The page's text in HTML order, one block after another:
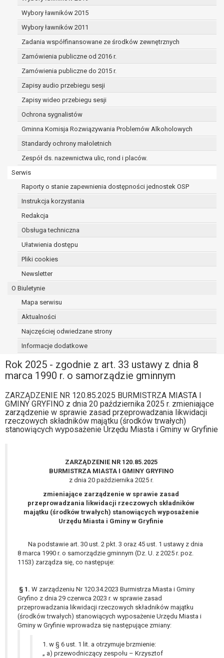
Wybory ławników 2015
Wybory ławników 2011
Zadania współfinansowane ze środków zewnętrznych
Zamówienia publiczne od 2016 r.
Zamówienia publiczne do 2015 r.
Zapisy audio przebiegu sesji
Zapisy wideo przebiegu sesji
Ochrona sygnalistów
Gminna Komisja Rozwiązywania Problemów Alkoholowych
Standardy ochrony małoletnich
Zespół ds. nazewnictwa ulic, rond i placów.
Serwis
Raporty o stanie zapewnienia dostępności jednostek OSP
Instrukcja korzystania
Redakcja
Obsługa techniczna
Ułatwienia dostępu
Pliki cookies
Newsletter
O Biuletynie
Mapa serwisu
Aktualności
Najczęściej odwiedzane strony
Informacje dodatkowe
Rok 2025 - zgodnie z art. 33 ustawy z dnia 8
marca 1990 r. o samorządzie gminnym
ZARZĄDZENIE NR 120.85.2025 BURMISTRZA MIASTA I
GMINY GRYFINO z dnia 20 października 2025 r. zmieniające
zarządzenie w sprawie zasad przeprowadzania likwidacji
rzeczowych składników majątku (środków trwałych)
stanowiących wyposażenie Urzędu Miasta i Gminy w Gryfinie
ZARZĄDZENIE NR 120.85.2025
BURMISTRZA MIASTA I GMINY GRYFINO
z dnia 20 października 2025 r.
zmieniające zarządzenie w sprawie zasad
przeprowadzania likwidacji rzeczowych składników
majątku (środków trwałych) stanowiących wyposażenie
Urzędu Miasta i Gminy w Gryfinie
Na podstawie art. 30 ust. 2 pkt. 3 oraz 45 ust. 1 ustawy z dnia
8 marca 1990 r. o samorządzie gminnym (Dz. U. z 2025 r. poz.
1153) zarządza się, co następuje:
§ 1. W zarządzeniu Nr 120.34.2023 Burmistrza Miasta i Gminy
Gryfino z dnia 29 czerwca 2023 r. w sprawie zasad
przeprowadzania likwidacji rzeczowych składników majątku
(środków trwałych) stanowiących wyposażenie Urzędu Miasta i
Gminy w Gryfinie wprowadza się następujące zmiany:
1. w § 6 ust. 1 lit. a otrzymuje brzmienie:
„ a) przewodniczący zespołu – Krzysztof
celu wywiązania się z obowiązku
prawo do żądania ograniczenia
przetwarzania danych osobowych na
podstawie art. 18 RODO, w przypadku gdy:
osoba, której dane dotyczą
kwestionuje prawidłowość danych
osobowych – na okres pozwalający
administratorowi sprawdzić
przetwarzanie danych jest niezgodne
z prawem, a osoba, której dane
dotyczą, sprzeciwia się usunięciu
danych, żądając w zamian ich
ograniczenia,
danych dla swoich celów, ale osoba,
której dane dotyczą, potrzebuje ich do
ustalenia, obrony lub dochodzenia
roszczeń,
osoba, której dane dotyczą, wniosła
sprzeciw wobec przetwarzania
danych - do czasu ustalenia czy
prawnie uzasadnione podstawy po
podstawie art. 20 RODO, w przypadku gdy
przetwarzanie danych odbywa się na
której dane dotyczą lub na podstawie
zgody wyrażonej przez tą osobę,
przetwarzanie odbywa się w sposób
prawo sprzeciwu wobec przetwarzania
danych na podstawie art. 21 RODO, wobec
przetwarzania danych osobowych, którego
podstawą prawną jest:
interesie publicznym lub w ramach
sprawowania władzy publicznej
powierzonej administratorowi bądź
niezbędność przetwarzania do celów
wynikających z prawnie
uzasadnionych interesów
lub przez stronę trzecią.
Z przyczyn związanych z Pani/Pana
szczególną sytuacją. W razie wniesienia
przetwarzać tych danych osobowych, chyba
że wykaże on istnienie ważnych prawnie
uzasadnionych podstaw do przetwarzania,
nadrzędnych wobec interesów, praw i
wolności osoby, której dane dotyczą, lub
podstaw do ustalenia, dochodzenia lub
obrony roszczeń.